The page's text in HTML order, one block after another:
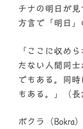
チナの明日が
方言で「明日」
「ここに収め
たない人間同
でもある。同
もある。」（長
ボクラ（Bokra